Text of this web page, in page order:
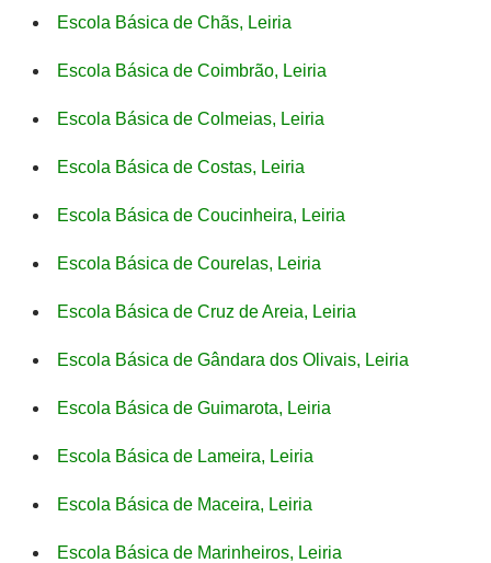
Escola Básica de Chãs, Leiria
Escola Básica de Coimbrão, Leiria
Escola Básica de Colmeias, Leiria
Escola Básica de Costas, Leiria
Escola Básica de Coucinheira, Leiria
Escola Básica de Courelas, Leiria
Escola Básica de Cruz de Areia, Leiria
Escola Básica de Gândara dos Olivais, Leiria
Escola Básica de Guimarota, Leiria
Escola Básica de Lameira, Leiria
Escola Básica de Maceira, Leiria
Escola Básica de Marinheiros, Leiria